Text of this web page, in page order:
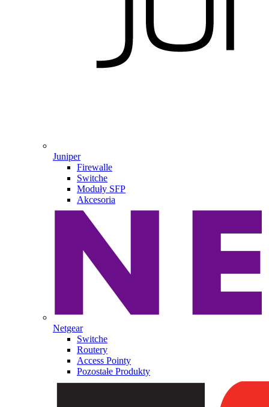
Juniper
Firewalle
Switche
Moduły SFP
Akcesoria
Netgear
Switche
Routery
Access Pointy
Pozostałe Produkty